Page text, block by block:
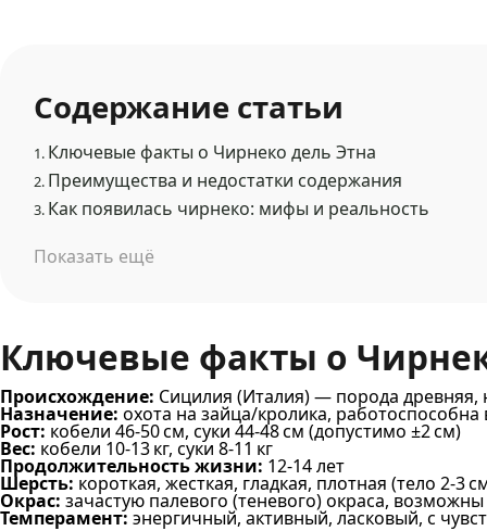
Содержание статьи
1. Ключевые факты о Чирнеко дель Этна
2. Преимущества и недостатки содержания
3. Как появилась чирнеко: мифы и реальность
Показать ещё
Ключевые факты о
Происхождение: Сицилия (Италия) — порода древняя,
Назначение: охота на зайца/кролика,
Рост: кобели 46-50 см, суки 44-48 см (допустимо ±2 см)
Вес: кобели 10-13 кг, суки 8-11 кг
Продолжительность жизни: 12-14 лет
Шерсть: короткая, жесткая, гладкая, плотная (тело 2-3
Окрас: зачастую палевого (теневого) окраса,
Темперамент: энергичный, активный, ласковый, с